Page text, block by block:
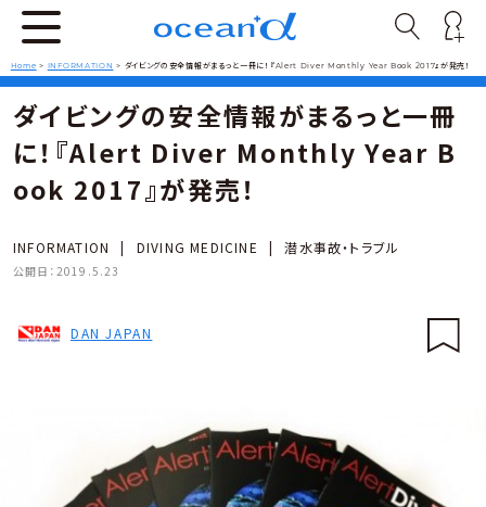
Home > INFORMATION > ダイビングの安全情報がまるっと一冊に！『Alert Diver Monthly Year Book 2017』が発売！
ダイビングの安全情報がまるっと一冊
に！『Alert Diver Monthly Year B
ook 2017』が発売！
INFORMATION | DIVING MEDICINE | 潜水事故・トラブル
公開日： 2019.5.23
DAN JAPAN